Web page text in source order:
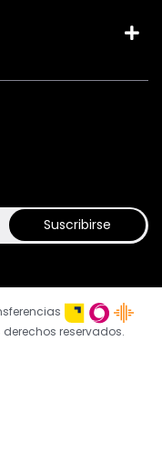
Suscribirse
reservados.